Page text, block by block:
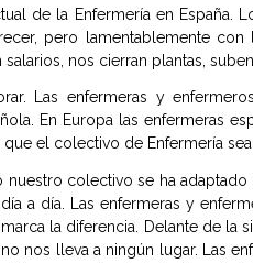
de la Enfermería en
pero lamentablemente
nos cierran plantas,
Las enfermeras y
En Europa las enfermeras
el colectivo de Enfermería sea
colectivo se ha
a día. Las enfermeras y
la diferencia. Delante de
nos lleva a ningún lugar. Las